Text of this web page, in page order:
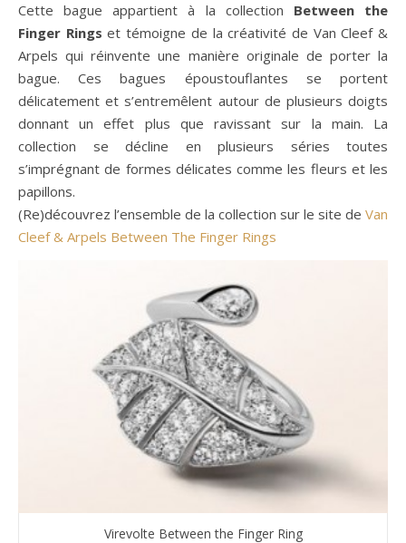
Cette bague appartient à la collection Between the
Finger Rings et témoigne de la créativité de Van Cleef &
Arpels qui réinvente une manière originale de porter la
bague. Ces bagues époustouflantes se portent
délicatement et s’entremêlent autour de plusieurs doigts
donnant un effet plus que ravissant sur la main. La
collection se décline en plusieurs séries toutes
s’imprégnant de formes délicates comme les fleurs et les
papillons.
(Re)découvrez l’ensemble de la collection sur le site de Van
Cleef & Arpels Between The Finger Rings
Virevolte Between the Finger Ring